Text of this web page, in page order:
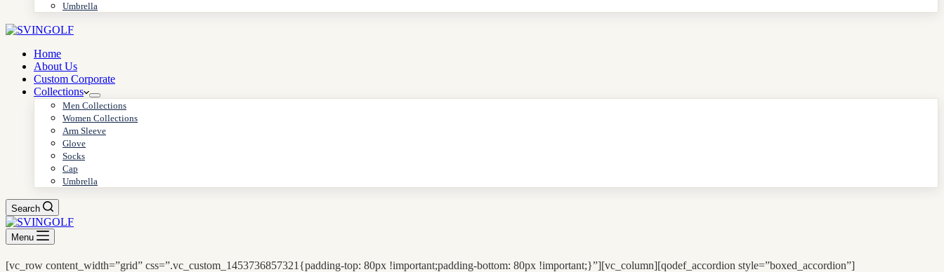
Umbrella
Home
About Us
Custom Corporate
Collections
Men Collections
Women Collections
Arm Sleeve
Glove
Socks
Cap
Umbrella
Search
Menu
[vc_row content_width=”grid” css=”.vc_custom_1453736857321{padding-top: 80px !important;padding-bottom: 80px !important;}”][vc_column][qodef_accordion style=”boxed_accordion”]